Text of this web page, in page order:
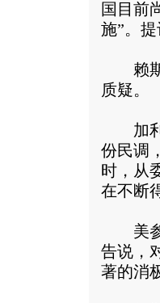
国目前
施”。
赖斯
质疑。
加利
份民调
时，从
在不断
美参
告说，
著的消